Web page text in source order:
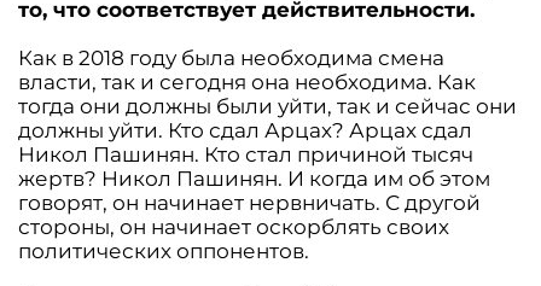
то, что соответствует действительности.
Как в 2018 году была необходима смена
власти, так и сегодня она необходима. Как
тогда они должны были уйти, так и сейчас они
должны уйти. Кто сдал Арцах? Арцах сдал
Никол Пашинян. Кто стал причиной тысяч
жертв? Никол Пашинян. И когда им об этом
говорят, он начинает нервничать. С другой
стороны, он начинает оскорблять своих
политических оппонентов.